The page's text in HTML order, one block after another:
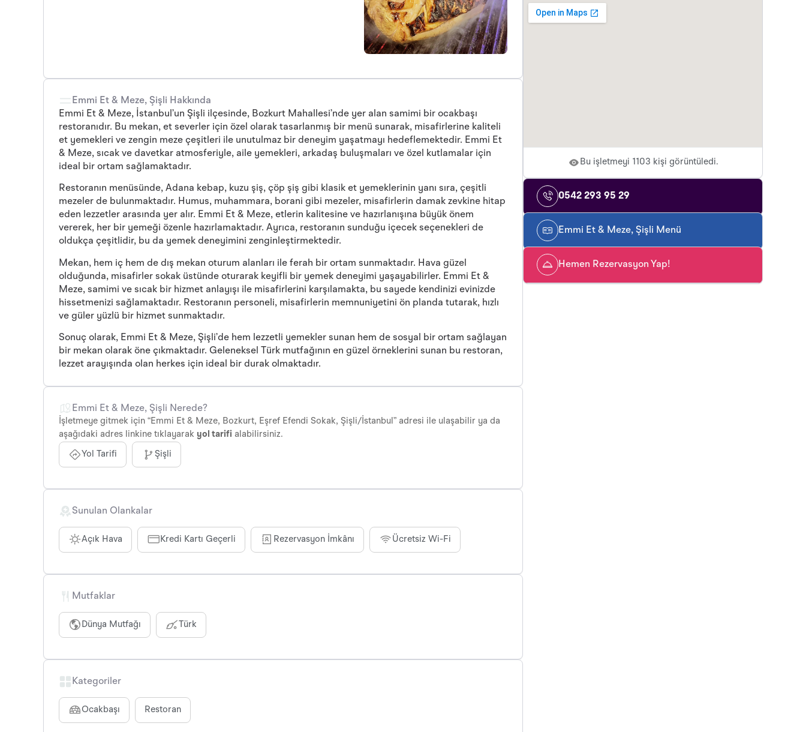
Emmi Et & Meze, Şişli Hakkında
Emmi Et & Meze, İstanbul’un Şişli ilçesinde, Bozkurt Mahallesi’nde yer alan samimi bir ocakbaşı
restoranıdır. Bu mekan, et severler için özel olarak tasarlanmış bir menü sunarak, misafirlerine kaliteli
et yemekleri ve zengin meze çeşitleri ile unutulmaz bir deneyim yaşatmayı hedeflemektedir. Emmi Et
& Meze, sıcak ve davetkar atmosferiyle, aile yemekleri, arkadaş buluşmaları ve özel kutlamalar için
ideal bir ortam sağlamaktadır.
Restoranın menüsünde, Adana kebap, kuzu şiş, çöp şiş gibi klasik et yemeklerinin yanı sıra, çeşitli
mezeler de bulunmaktadır. Humus, muhammara, borani gibi mezeler, misafirlerin damak zevkine hitap
eden lezzetler arasında yer alır. Emmi Et & Meze, etlerin kalitesine ve hazırlanışına büyük önem
vererek, her bir yemeği özenle hazırlamaktadır. Ayrıca, restoranın sunduğu içecek seçenekleri de
oldukça çeşitlidir, bu da yemek deneyimini zenginleştirmektedir.
Mekan, hem iç hem de dış mekan oturum alanları ile ferah bir ortam sunmaktadır. Hava güzel
olduğunda, misafirler sokak üstünde oturarak keyifli bir yemek deneyimi yaşayabilirler. Emmi Et &
Meze, samimi ve sıcak bir hizmet anlayışı ile misafirlerini karşılamakta, bu sayede kendinizi evinizde
hissetmenizi sağlamaktadır. Restoranın personeli, misafirlerin memnuniyetini ön planda tutarak, hızlı
ve güler yüzlü bir hizmet sunmaktadır.
Sonuç olarak, Emmi Et & Meze, Şişli’de hem lezzetli yemekler sunan hem de sosyal bir ortam sağlayan
bir mekan olarak öne çıkmaktadır. Geleneksel Türk mutfağının en güzel örneklerini sunan bu restoran,
lezzet arayışında olan herkes için ideal bir durak olmaktadır.
Emmi Et & Meze, Şişli Nerede?
İşletmeye gitmek için “Emmi Et & Meze, Bozkurt, Eşref Efendi Sokak, Şişli/İstanbul” adresi ile ulaşabilir ya da
aşağıdaki adres linkine tıklayarak yol tarifi alabilirsiniz.
Yol Tarifi Şişli
Sunulan Olankalar
Açık Hava Kredi Kartı Geçerli Rezervasyon İmkânı Ücretsiz Wi-Fi
Mutfaklar
Dünya Mutfağı Türk
Kategoriler
Ocakbaşı Restoran
Bu işletmeyi 1103 kişi görüntüledi.
0542 293 95 29
Emmi Et & Meze, Şişli Menü
Hemen Rezervasyon Yap!